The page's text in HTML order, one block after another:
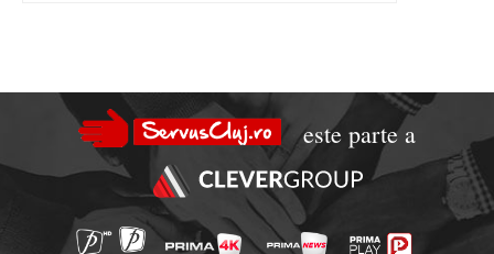
este parte a